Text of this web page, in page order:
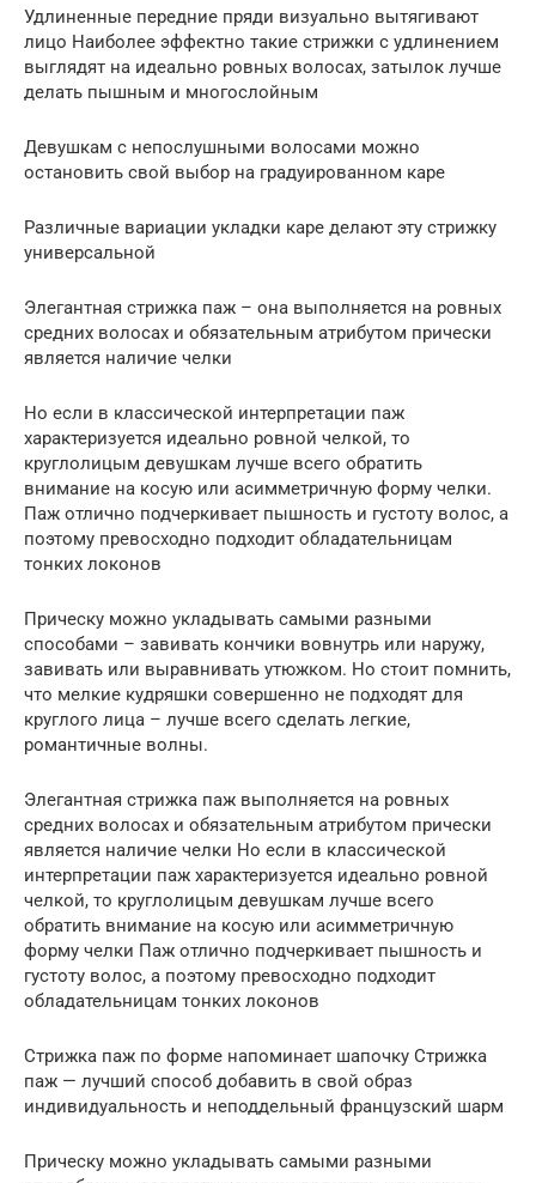
Удлиненные передние пряди визуально вытягивают
лицо Наиболее эффектно такие стрижки с удлинением
выглядят на идеально ровных волосах, затылок лучше
делать пышным и многослойным
Девушкам с непослушными волосами можно
остановить свой выбор на градуированном каре
Различные вариации укладки каре делают эту стрижку
универсальной
Элегантная стрижка паж – она выполняется на ровных
средних волосах и обязательным атрибутом прически
является наличие челки
Но если в классической интерпретации паж
характеризуется идеально ровной челкой, то
круглолицым девушкам лучше всего обратить
внимание на косую или асимметричную форму челки.
Паж отлично подчеркивает пышность и густоту волос, а
поэтому превосходно подходит обладательницам
тонких локонов
Прическу можно укладывать самыми разными
способами – завивать кончики вовнутрь или наружу,
завивать или выравнивать утюжком. Но стоит помнить,
что мелкие кудряшки совершенно не подходят для
круглого лица – лучше всего сделать легкие,
романтичные волны.
Элегантная стрижка паж выполняется на ровных
средних волосах и обязательным атрибутом прически
является наличие челки Но если в классической
интерпретации паж характеризуется идеально ровной
челкой, то круглолицым девушкам лучше всего
обратить внимание на косую или асимметричную
форму челки Паж отлично подчеркивает пышность и
густоту волос, а поэтому превосходно подходит
обладательницам тонких локонов
Стрижка паж по форме напоминает шапочку Стрижка
паж — лучший способ добавить в свой образ
индивидуальность и неподдельный французский шарм
Прическу можно укладывать самыми разными